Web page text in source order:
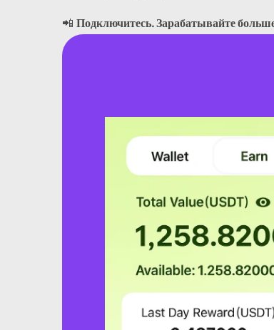
📲 Подключитесь. Зарабатывайте